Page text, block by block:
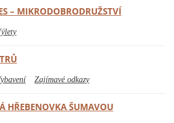
– MIKRODOBRODRUŽSTVÍ
Zajímavé odkazy
HŘEBENOVKA ŠUMAVOU